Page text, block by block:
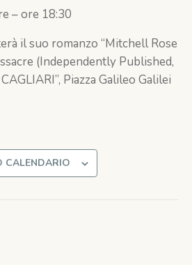
– ore 18:30
il suo romanzo “Mitchell Rose
(Independently Published,
Piazza Galileo Galilei
CALENDARIO